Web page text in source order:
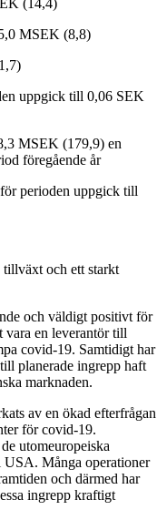
MSEK (8,8)
uppgick till 0,06 SEK
MSEK (179,9) en
föregående år
perioden uppgick till
och ett starkt
och väldigt positivt för
en leverantör till
covid-19. Samtidigt har
planerade ingrepp haft
marknaden.
av en ökad efterfrågan
för covid-19.
utomeuropeiska
USA. Många operationer
och därmed har
ingrepp kraftigt